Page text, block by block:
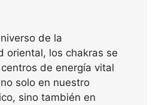
de la
oriental, los chakras se
de energía vital
solo en nuestro
sino también en